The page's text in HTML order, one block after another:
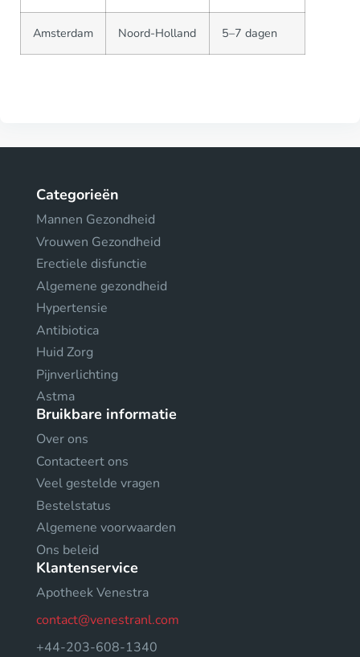
Amsterdam Noord-Holland 5–7 dagen
Categorieën
Mannen Gezondheid
Vrouwen Gezondheid
Erectiele disfunctie
Algemene gezondheid
Hypertensie
Antibiotica
Huid Zorg
Pijnverlichting
Astma
Bruikbare informatie
Over ons
Contacteert ons
Veel gestelde vragen
Bestelstatus
Algemene voorwaarden
Ons beleid
Klantenservice
Apotheek Venestra
contact@venestranl.com
+44-203-608-1340